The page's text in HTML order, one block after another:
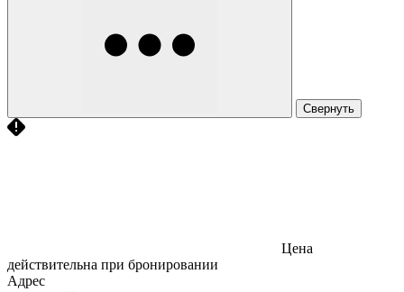
Свернуть
Цена
действительна при бронировании
Адрес